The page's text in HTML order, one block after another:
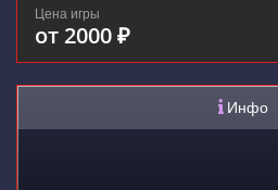
Цена игры
от 2000 ₽
Инфо